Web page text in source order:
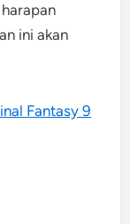
ini akan
Fantasy 9